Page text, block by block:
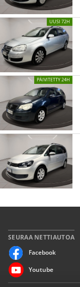
UUSI 72H
PÄIVITETTY 24H
SEURAA NETTIAUTOA
Facebook
Youtube